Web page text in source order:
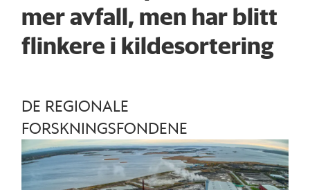
mer avfall, men har blitt
flinkere i kildesortering
DE REGIONALE
FORSKNINGSFONDENE